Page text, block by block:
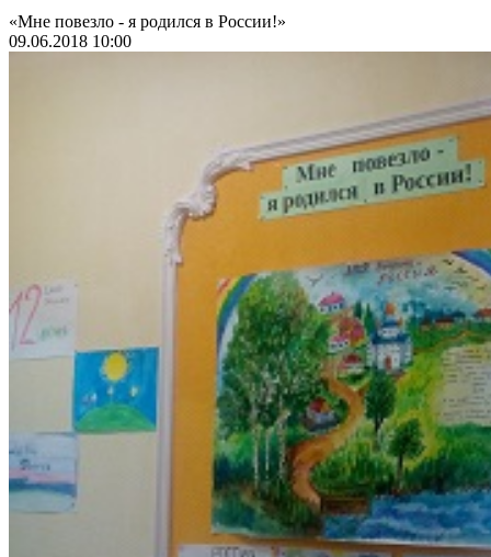
«Мне повезло - я родился в России!»
09.06.2018 10:00